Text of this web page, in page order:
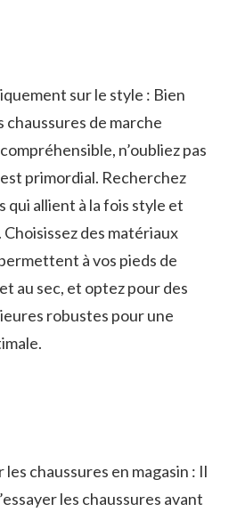
sur le style‍ : ⁢Bien
chaussures de marche⁢
n’oubliez pas
primordial. Recherchez
qui allient à la fois‌ style et
des matériaux
à vos​ pieds de
au sec, et⁣ optez pour ‍des
robustes ⁤pour une
les chaussures en magasin : ⁣Il⁤
les chaussures avant